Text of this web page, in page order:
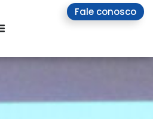
Fale conosco